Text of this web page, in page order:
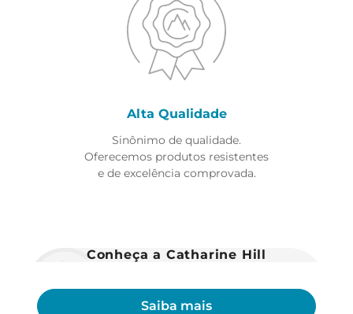
Alta Qualidade
Sinônimo de qualidade.
Oferecemos produtos resistentes
e de excelência comprovada.
Conheça a Catharine Hill
Saiba mais